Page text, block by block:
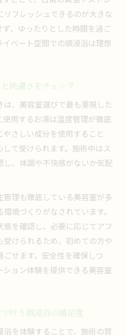
リフレッシュできるのが大きな
、ゆったりとした時間を過ご
イベート空間での頭浸浴は理想
快適さをチェック
、美容室選びで最も重視した
用するお湯は温度管理が徹底
さしい成分を使用すること
て受けられます。施術中はス
し、体調や不快感がないか気配
管理も徹底している美容室が多
境づくりがなされています。
を確認し、必要に応じてアフ
受けられるため、初めての方や
せます。安全性を確保しつ
ョン体験を提供できる美容室
叶う頭浸浴の満足度
を体験することで、施術の質